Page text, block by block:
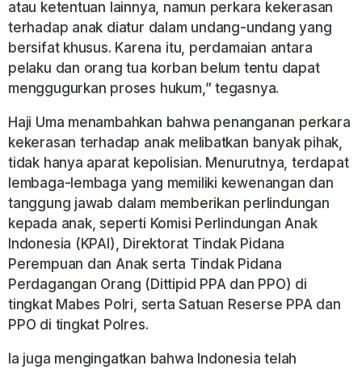
atau ketentuan lainnya, namun perkara kekerasan
terhadap anak diatur dalam undang-undang yang
bersifat khusus. Karena itu, perdamaian antara
pelaku dan orang tua korban belum tentu dapat
menggugurkan proses hukum,” tegasnya.
Haji Uma menambahkan bahwa penanganan perkara
kekerasan terhadap anak melibatkan banyak pihak,
tidak hanya aparat kepolisian. Menurutnya, terdapat
lembaga-lembaga yang memiliki kewenangan dan
tanggung jawab dalam memberikan perlindungan
kepada anak, seperti Komisi Perlindungan Anak
Indonesia (KPAI), Direktorat Tindak Pidana
Perempuan dan Anak serta Tindak Pidana
Perdagangan Orang (Dittipid PPA dan PPO) di
tingkat Mabes Polri, serta Satuan Reserse PPA dan
PPO di tingkat Polres.
Ia juga mengingatkan bahwa Indonesia telah